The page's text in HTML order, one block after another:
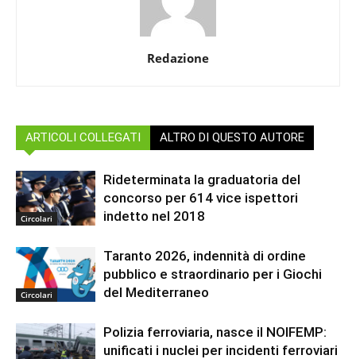
Redazione
ARTICOLI COLLEGATI ALTRO DI QUESTO AUTORE
Circolari
Rideterminata la graduatoria del
concorso per 614 vice ispettori
indetto nel 2018
Circolari
Taranto 2026, indennità di ordine
pubblico e straordinario per i Giochi
del Mediterraneo
Polizia ferroviaria, nasce il NOIFEMP:
unificati i nuclei per incidenti ferroviari